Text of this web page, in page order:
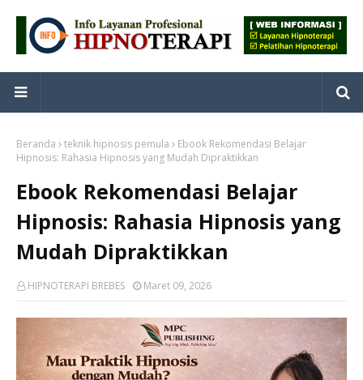
Beranda teknik hipnosis pemula
Ebook Rekomendasi Belajar
Hipnosis: Rahasia Hipnosis yang Mudah Dipraktikkan
Ebook Rekomendasi Belajar
Hipnosis: Rahasia Hipnosis yang
Mudah Dipraktikkan
HIPNOTERAPI BREBES Maret 09, 2026